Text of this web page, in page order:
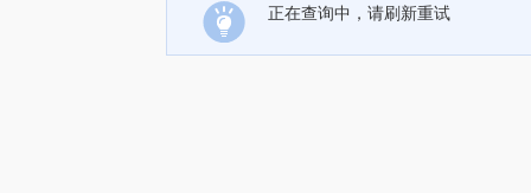
正在查询中，请刷新重试